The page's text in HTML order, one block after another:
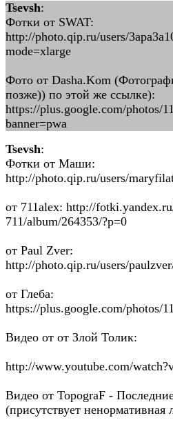
Tsevsh:
Фотки от SWAT:
http://photo.qip.ru/users/
mode=xlarge
Фото от Dasha.Kom
позже)) по этой же ссылке):
https://plus.google.com/photos/
banner=pwa
Tsevsh:
Фотки от Маши:
http://photo.qip.ru/users/
от 711alex: http://
711/album/264353/?p=0
от Paul Zver:
http://photo.qip.ru/users/
от Глеба:
https://plus.google.com/photos/
Видео от от Злой Толик:
http://www.youtube.com/
Видео от TopograF -
(присутствует ненормативная